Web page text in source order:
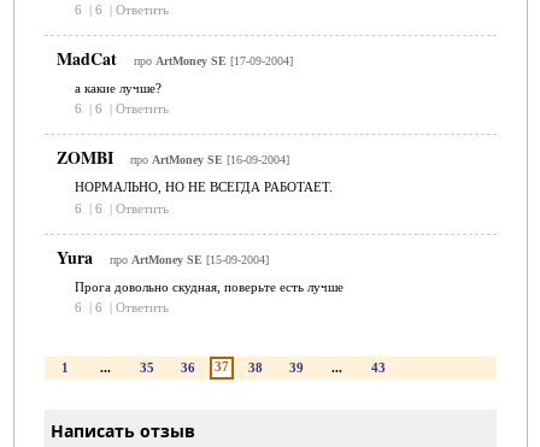
6
| 6 | Ответить
MadCat про ArtMoney SE [17-09-2004]
а какие лучше?
6
| 6 | Ответить
ZOMBI про ArtMoney SE [16-09-2004]
НОРМАЛЬНО, НО НЕ ВСЕГДА РАБОТАЕТ.
6
| 6 | Ответить
Yura про ArtMoney SE [15-09-2004]
Прога довольно скудная, поверьте есть лучше
6
| 6 | Ответить
1 ... 35 36 37 38 39 ... 43
Написать отзыв